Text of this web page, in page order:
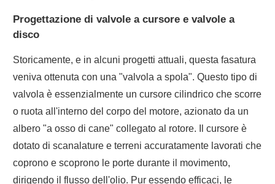
Progettazione di valvole a cursore e valvole a
disco
Storicamente, e in alcuni progetti attuali, questa fasatura
veniva ottenuta con una "valvola a spola". Questo tipo di
valvola è essenzialmente un cursore cilindrico che scorre
o ruota all'interno del corpo del motore, azionato da un
albero "a osso di cane" collegato al rotore. Il cursore è
dotato di scanalature e terreni accuratamente lavorati che
coprono e scoprono le porte durante il movimento,
dirigendo il flusso dell'olio. Pur essendo efficaci, le